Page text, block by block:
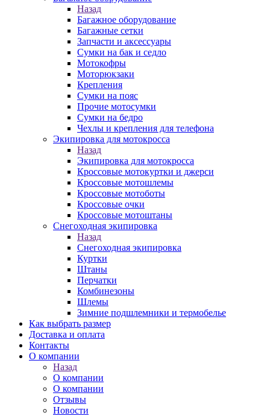
Назад
Багажное оборудование
Багажные сетки
Запчасти и аксессуары
Сумки на бак и седло
Мотокофры
Моторюкзаки
Крепления
Сумки на пояс
Прочие мотосумки
Сумки на бедро
Чехлы и крепления для телефона
Экипировка для мотокросса
Назад
Экипировка для мотокросса
Кроссовые мотокуртки и джерси
Кроссовые мотошлемы
Кроссовые мотоботы
Кроссовые очки
Кроссовые мотоштаны
Снегоходная экипировка
Назад
Снегоходная экипировка
Куртки
Штаны
Перчатки
Комбинезоны
Шлемы
Зимние подшлемники и термобелье
Как выбрать размер
Доставка и оплата
Контакты
О компании
Назад
О компании
О компании
Отзывы
Новости